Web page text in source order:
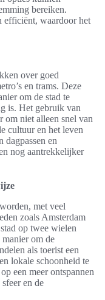
bereiken.
efficiënt, waardoor het
over goed
en trams. Deze
om de stad te
is. Het gebruik van
om niet alleen snel van
cultuur en het leven
dagpassen en
nog aantrekkelijker
met veel
zoals Amsterdam
op twee wielen
om de
als toerist een
lokale schoonheid te
een meer ontspannen
en de